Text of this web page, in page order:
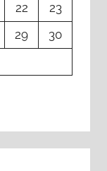
22
23
29
30